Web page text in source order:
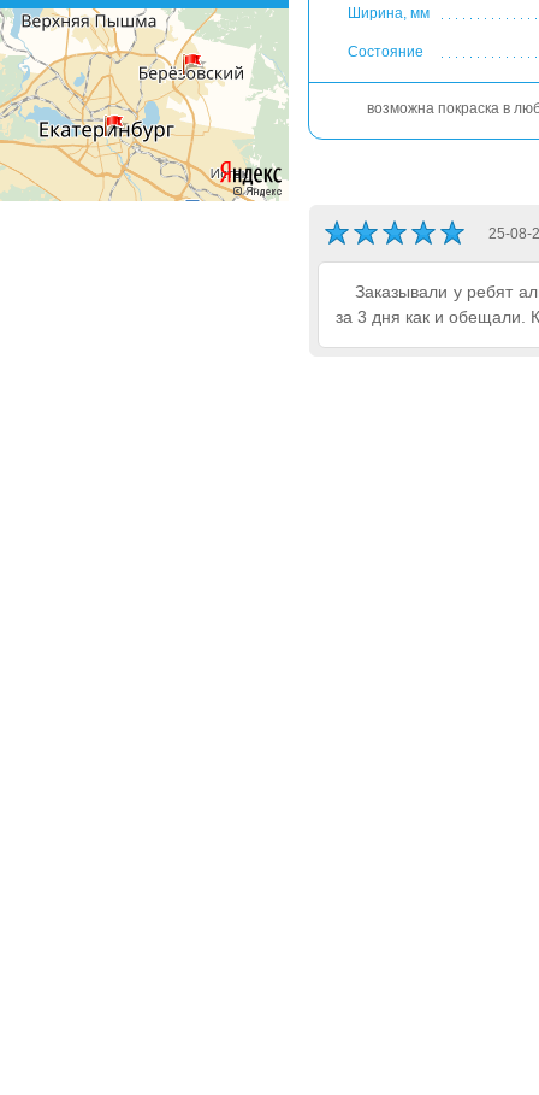
Ширина, мм
Состояние
возможна покраска в
25-08-
Заказывали у ребят
за 3 дня как и обещали.